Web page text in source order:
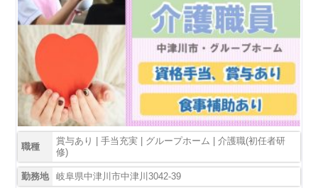
職種
賞与あり | 手当充実 | グループホーム | 介護職(初任者研
修)
勤務地 岐阜県中津川市中津川3042-39